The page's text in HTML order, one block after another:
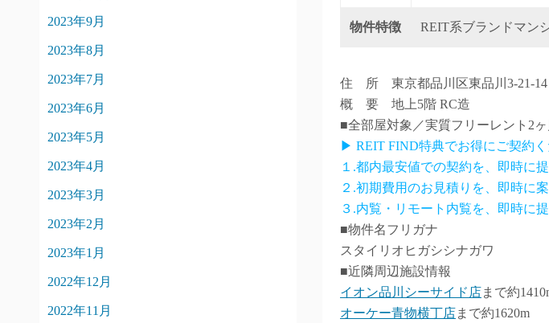
物件特徴 REIT系ブランドマン
住 所 東京都品川区東品川3-21-14
概 要 地上5階 RC造
■全部屋対象／実質フリーレント2
▶ REIT FIND特典でお得にご契約く
１.都内最安値での契約を、即時に提
２.初期費用のお見積りを、即時に案
３.内覧・リモート内覧を、即時に提
■物件名フリガナ
スタイリオヒガシシナガワ
■近隣周辺施設情報
イオン品川シーサイド店まで約
オーケー青物横丁店まで約1620m
2023年9月
2023年8月
2023年7月
2023年6月
2023年5月
2023年4月
2023年3月
2023年2月
2023年1月
2022年12月
2022年11月